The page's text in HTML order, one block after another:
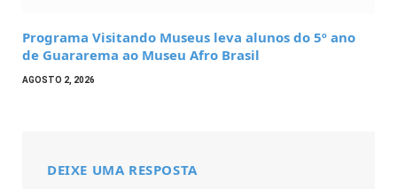
Programa Visitando Museus leva alunos do 5º ano
de Guararema ao Museu Afro Brasil
AGOSTO 2, 2026
DEIXE UMA RESPOSTA